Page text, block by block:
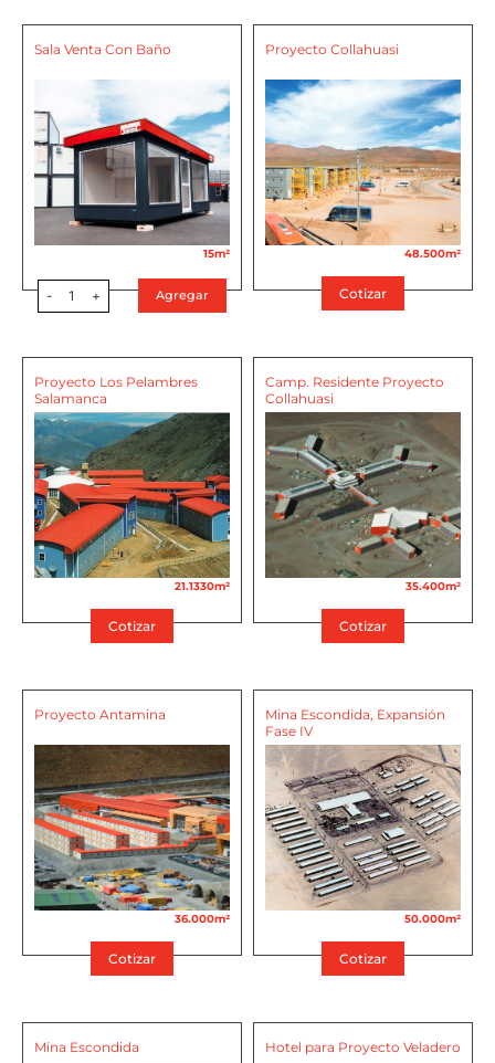
Sala Venta Con Baño
15m²
- 1 + Agregar
Proyecto Collahuasi
48.500m²
Cotizar
Proyecto Los Pelambres
Salamanca
21.1330m²
Cotizar
Camp. Residente Proyecto
Collahuasi
35.400m²
Cotizar
Proyecto Antamina
36.000m²
Cotizar
Mina Escondida, Expansión
Fase IV
50.000m²
Cotizar
Mina Escondida Hotel para Proyecto Veladero